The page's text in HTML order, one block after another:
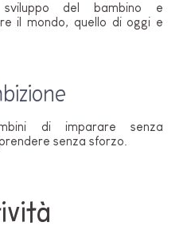
del bambino e
il mondo, quello di oggi e
di imparare senza
senza sforzo.